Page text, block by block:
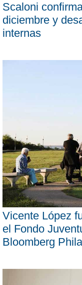
Scaloni
diciembre y
internas
Vicente López
el Fondo
Bloomberg